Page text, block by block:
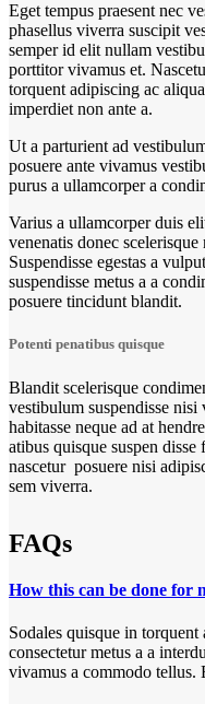
Eget tempus praesent nec
phasellus viverra suscipit
semper id elit nullam
porttitor vivamus et.
torquent adipiscing ac
imperdiet non ante a.
Ut a parturient ad
posuere ante vivamus
purus a ullamcorper a
Varius a ullamcorper duis
venenatis donec
Suspendisse egestas a
suspendisse metus a a
posuere tincidunt blandit.
Potenti penatibus quisque
Blandit scelerisque
vestibulum suspendisse
habitasse neque ad at
atibus quisque suspen
nascetur posuere nisi
sem viverra.
FAQs
How this can be done for
Sodales quisque in
consectetur metus a a
vivamus a commodo tellus.